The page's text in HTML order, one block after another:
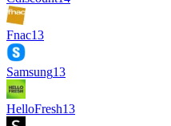
Fnac13
Samsung13
HelloFresh13